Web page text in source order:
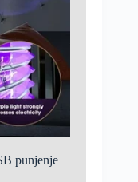
punjenje